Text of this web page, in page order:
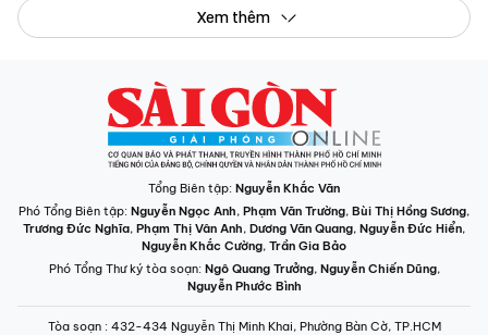
Xem thêm
Tổng Biên tập: Nguyễn Khắc Văn
Phó Tổng Biên tập: Nguyễn Ngọc Anh, Phạm Văn Trường, Bùi Thị Hồng Sương,
Trương Đức Nghĩa, Phạm Thị Vân Anh, Dương Văn Quang, Nguyễn Đức Hiển,
Nguyễn Khắc Cường, Trần Gia Bảo
Phó Tổng Thư ký tòa soạn: Ngô Quang Trưởng, Nguyễn Chiến Dũng,
Nguyễn Phước Bình
Tòa soạn : 432-434 Nguyễn Thị Minh Khai, Phường Bàn Cờ, TP.HCM